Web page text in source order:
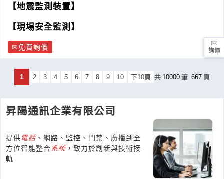
【地震監測裝置】
【現場安全監測】
免費詢價
1 2 3 4 5 6 7 8 9 10 下10頁 共 10000 筆 667 頁
昇陽通訊企業有限公司
提供電話 、網路、監控、門禁、廣播到全
方位智能整合系統，致力於創新與技術接
軌
詢價